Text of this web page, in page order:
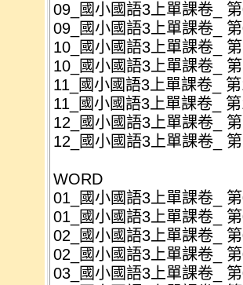
09_國小國語3上單課卷_
09_國小國語3上單課卷_
10_國小國語3上單課卷_
10_國小國語3上單課卷_
11_國小國語3上單課卷_
11_國小國語3上單課卷_
12_國小國語3上單課卷_
12_國小國語3上單課卷_
WORD
01_國小國語3上單課卷_
01_國小國語3上單課卷_
02_國小國語3上單課卷_
02_國小國語3上單課卷_
03_國小國語3上單課卷_